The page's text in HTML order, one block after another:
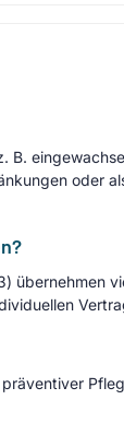
B.
oder
übernehmen